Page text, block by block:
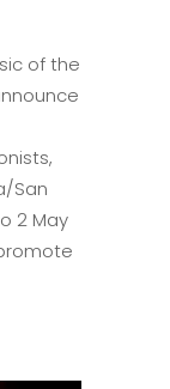
of the
San
2 May